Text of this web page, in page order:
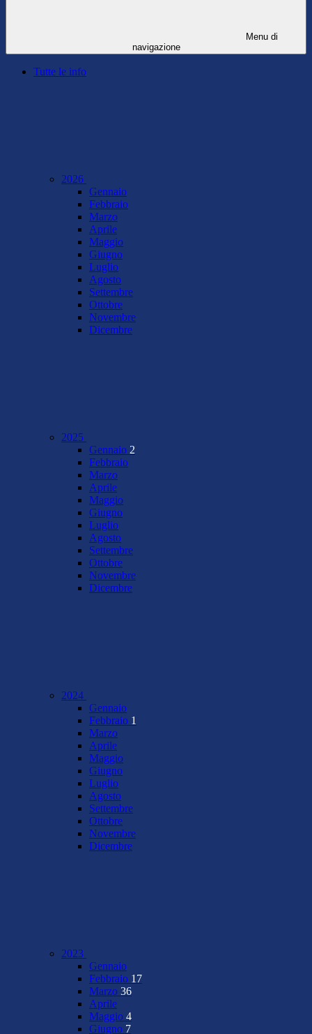
Menu di
navigazione
Tutte le info
2026
Gennaio
Febbraio
Marzo
Aprile
Maggio
Giugno
Luglio
Agosto
Settembre
Ottobre
Novembre
Dicembre
2025
Gennaio 2
Febbraio
Marzo
Aprile
Maggio
Giugno
Luglio
Agosto
Settembre
Ottobre
Novembre
Dicembre
2024
Gennaio
Febbraio 1
Marzo
Aprile
Maggio
Giugno
Luglio
Agosto
Settembre
Ottobre
Novembre
Dicembre
2023
Gennaio
Febbraio 17
Marzo 36
Aprile
Maggio 4
Giugno 7